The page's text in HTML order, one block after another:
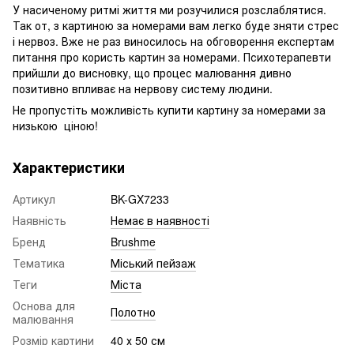
У насиченому ритмі життя ми розучилися розслаблятися.
Так от, з картиною за номерами вам легко буде зняти стрес
і нервоз. Вже не раз виносилось на обговорення експертам
питання про користь картин за номерами. Психотерапевти
прийшли до висновку, що процес малювання дивно
позитивно впливає на нервову систему людини.
Не пропустіть можливість купити картину за номерами за
низькою ціною!
Характеристики
Артикул
BK-GX7233
Наявність
Немає в наявності
Бренд
Brushme
Тематика
Міський пейзаж
Теги
Міста
Основа для
малювання
Полотно
Розмір картини
40 х 50 см